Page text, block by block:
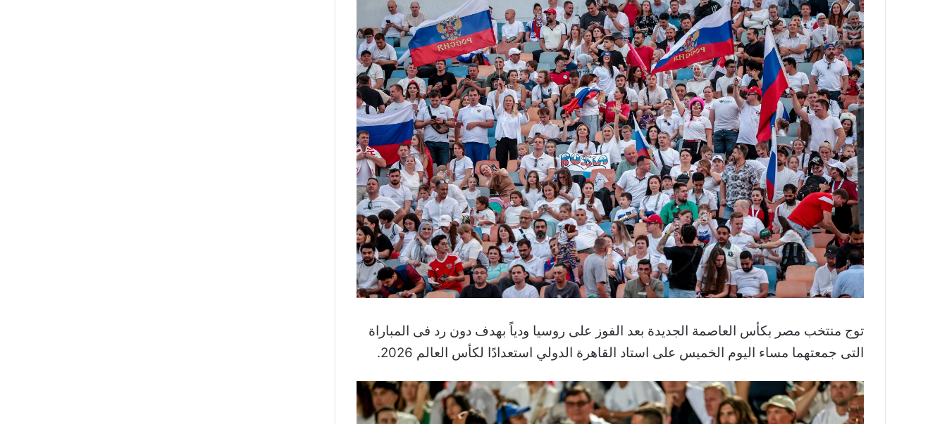
توج منتخب مصر بكأس العاصمة الجديدة بعد الفوز على روسيا ودياً بهدف دون رد فى المباراة
التى جمعتهما مساء اليوم الخميس على استاد القاهرة الدولي استعدادًا لكأس العالم 2026.